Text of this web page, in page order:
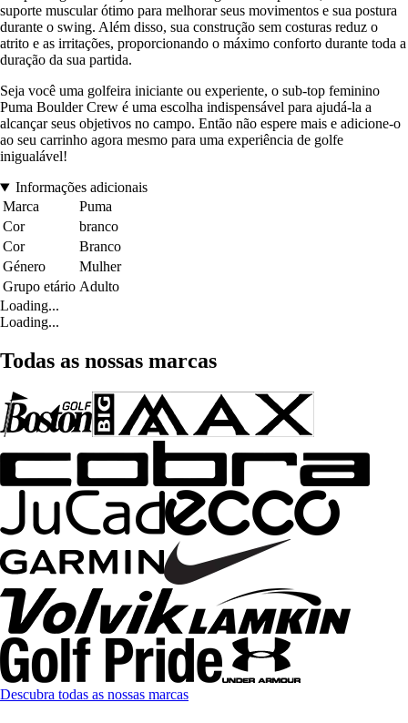
suporte muscular ótimo para melhorar seus movimentos e sua postura
durante o swing. Além disso, sua construção sem costuras reduz o
atrito e as irritações, proporcionando o máximo conforto durante toda a
duração da sua partida.
Seja você uma golfeira iniciante ou experiente, o sub-top feminino
Puma Boulder Crew é uma escolha indispensável para ajudá-la a
alcançar seus objetivos no campo. Então não espere mais e adicione-o
ao seu carrinho agora mesmo para uma experiência de golfe
inigualável!
Informações adicionais
Marca
Puma
Cor
branco
Cor
Branco
Género
Mulher
Grupo etário Adulto
Loading...
Loading...
Todas as nossas marcas
Descubra todas as nossas marcas